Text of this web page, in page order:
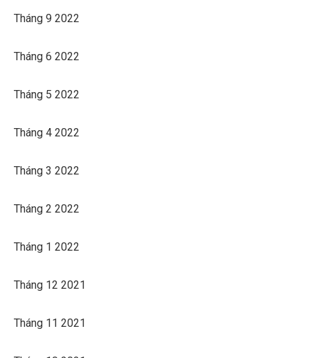
Tháng 9 2022
Tháng 6 2022
Tháng 5 2022
Tháng 4 2022
Tháng 3 2022
Tháng 2 2022
Tháng 1 2022
Tháng 12 2021
Tháng 11 2021